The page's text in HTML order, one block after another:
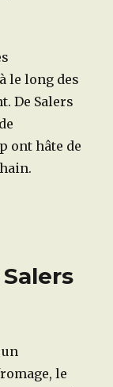
le long des
De Salers
ont hâte de
le